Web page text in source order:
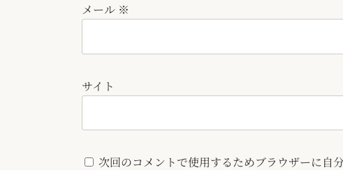
メール ※
サイト
次回のコメントで使用するためブラウザーに自